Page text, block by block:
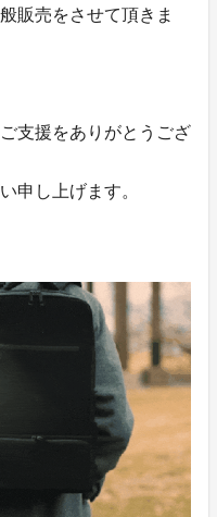
販売をさせて頂きま
支援をありがとうござ
申し上げます。